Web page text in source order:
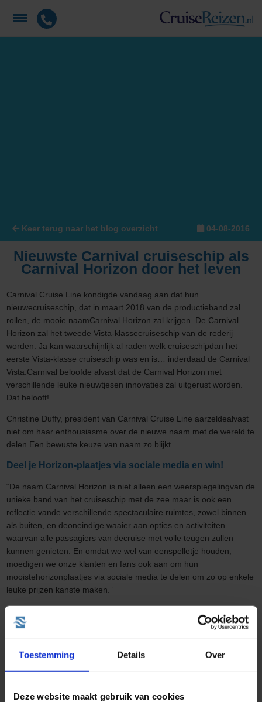
Toestemming Details Over
Deze website maakt gebruik van cookies
Keer terug naar het blog overzicht 04-08-2016
Nieuwste Carnival cruiseschip als
Carnival Horizon door het leven
Carnival Cruise Line kondigde vandaag aan dat hun
nieuwecruiseschip, dat in maart 2018 van de productieband zal
rollen, de mooie naamCarnival Horizon zal krijgen. De Carnival
Horizon zal het tweede Vista-klassecruiseschip van de rederij
worden. Ja kan waarschijnlijk al raden welk cruiseschipdan het
eerste Vista-klasse cruiseschip was en is… inderdaad de Carnival
Vista.Carnival beloofde alvast dat de Carnival Horizon met
verschillende leuke nieuwtjesen innovaties zal uitgerust worden.
Dat belooft!
Christine Duffy, president van Carnival Cruise Line aarzeldealvast
niet om haar enthousiasme over de nieuwe naam met de wereld te
delen.Een bewuste keuze van naam zo blijkt.
Deel je Horizon-plaatjes via sociale media en win!
“De naam Carnival Horizon is niet alleen een weerspiegelingvan de
unieke band van het cruiseschip met de zee maar is ook een
reflectie vande verschillende spectaculaire ruimtes, zowel binnen
als buiten, en deoneindige waaier aan opties en activiteiten
waarvan alle passagiers van decruise met volle teugen zullen
kunnen genieten. En omdat we wel van eenspelletje houden,
moedigen we onze klanten en fans ook aan om hun
mooistehorizonplaatjes via sociale media te delen om zo op enkele
leuke prijzen kanste maken.”
Andere leuke blogs